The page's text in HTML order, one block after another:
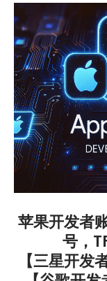
苹果开发者
号，
【三星开发